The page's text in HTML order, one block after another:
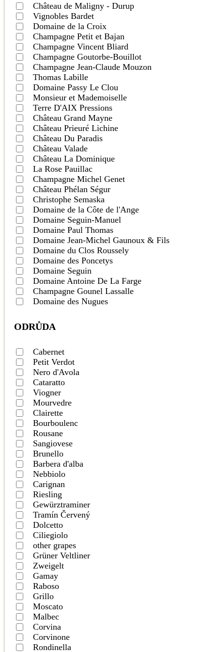
Château de Maligny - Durup
Vignobles Bardet
Domaine de la Croix
Champagne Petit et Bajan
Champagne Vincent Bliard
Champagne Goutorbe-Bouillot
Champagne Jean-Claude Mouzon
Thomas Labille
Domaine Passy Le Clou
Monsieur et Mademoiselle
Terre D'AIX Pressions
Château Grand Mayne
Château Prieuré Lichine
Château Du Paradis
Château Valade
Château La Dominique
La Rose Pauillac
Champagne Michel Genet
Château Phélan Ségur
Christophe Semaska
Domaine de la Côte de l'Ange
Domaine Seguin-Manuel
Domaine Paul Thomas
Domaine Jean-Michel Gaunoux & Fils
Domaine du Clos Roussely
Domaine des Poncetys
Domaine Seguin
Domaine Antoine De La Farge
Champagne Gounel Lassalle
Domaine des Nugues
ODRŮDA
Cabernet
Petit Verdot
Nero d'Avola
Cataratto
Viogner
Mourvedre
Clairette
Bourboulenc
Rousane
Sangiovese
Brunello
Barbera d'alba
Nebbiolo
Carignan
Riesling
Gewürztraminer
Tramín Červený
Dolcetto
Ciliegiolo
other grapes
Grüner Veltliner
Zweigelt
Gamay
Raboso
Grillo
Moscato
Malbec
Corvina
Corvinone
Rondinella